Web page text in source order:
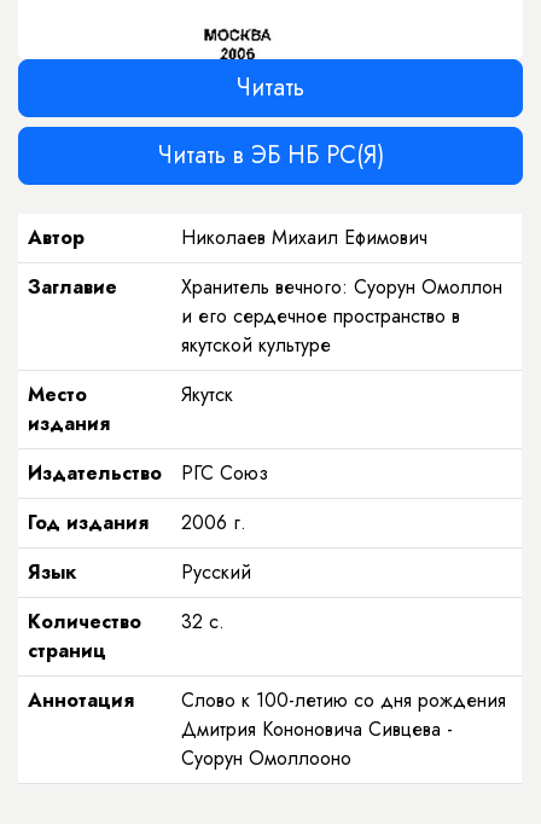
Читать
Читать в ЭБ НБ РС(Я)
Автор
Николаев Михаил Ефимович
Заглавие
Хранитель вечного: Суорун Омоллон
и его сердечное пространство в
якутской культуре
Место
издания
Якутск
Издательство
РГС Союз
Год издания
2006 г.
Язык
Русский
Количество
страниц
32 с.
Аннотация
Слово к 100-летию со дня рождения
Дмитрия Кононовича Сивцева -
Суорун Омоллооно